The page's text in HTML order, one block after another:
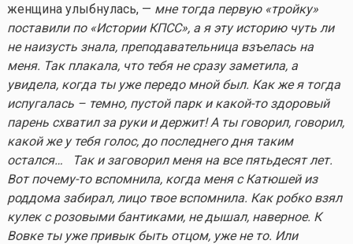
женщина улыбнулась, — мне тогда первую «тройку»
поставили по «Истории КПСС», а я эту историю чуть ли
не наизусть знала, преподавательница взъелась на
меня. Так плакала, что тебя не сразу заметила, а
увидела, когда ты уже передо мной был. Как же я тогда
испугалась – темно, пустой парк и какой-тоздоровый
парень схватил за руки и держит! А ты говорил, говорил,
какой же у тебя голос, до последнего дня таким
остался… Так и заговорил меня на все пятьдесят лет.
Вотпочему-товспомнила, когда меня с Катюшей из
роддома забирал, лицо твое вспомнила. Как робко взял
кулек с розовыми бантиками, не дышал, наверное. К
Вовке ты уже привык быть отцом, уже не то. Или